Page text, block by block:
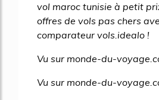
vol maroc tunisie à petit
offres de vols pas chers
comparateur vols.idealo !
Vu sur monde-du-
Vu sur monde-du-